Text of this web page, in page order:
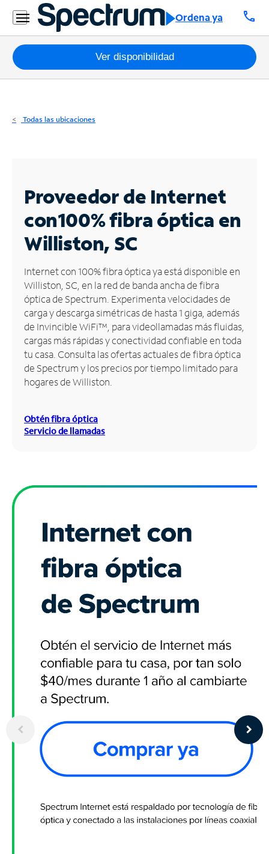
Ordena ya call
Residencial
Business
Paquetes
Internet
Business
Contáctanos
Inglés
Administrar
cuenta
Encuentra
una
tienda
Ver disponibilidad
Todas las ubicaciones
Proveedor de Internet
con100% fibra óptica en
Williston, SC
Internet con 100% fibra óptica ya está disponible en
Williston, SC, en la red de banda ancha de fibra
óptica de Spectrum. Experimenta velocidades de
carga y descarga simétricas de hasta 1 giga, además
de Invincible WiFi™, para videollamadas más fluidas,
cargas más rápidas y conectividad confiable en toda
tu casa. Consulta las ofertas actuales de fibra óptica
de Spectrum y los precios por tiempo limitado para
hogares de Williston.
Obtén fibra óptica
Servicio de llamadas